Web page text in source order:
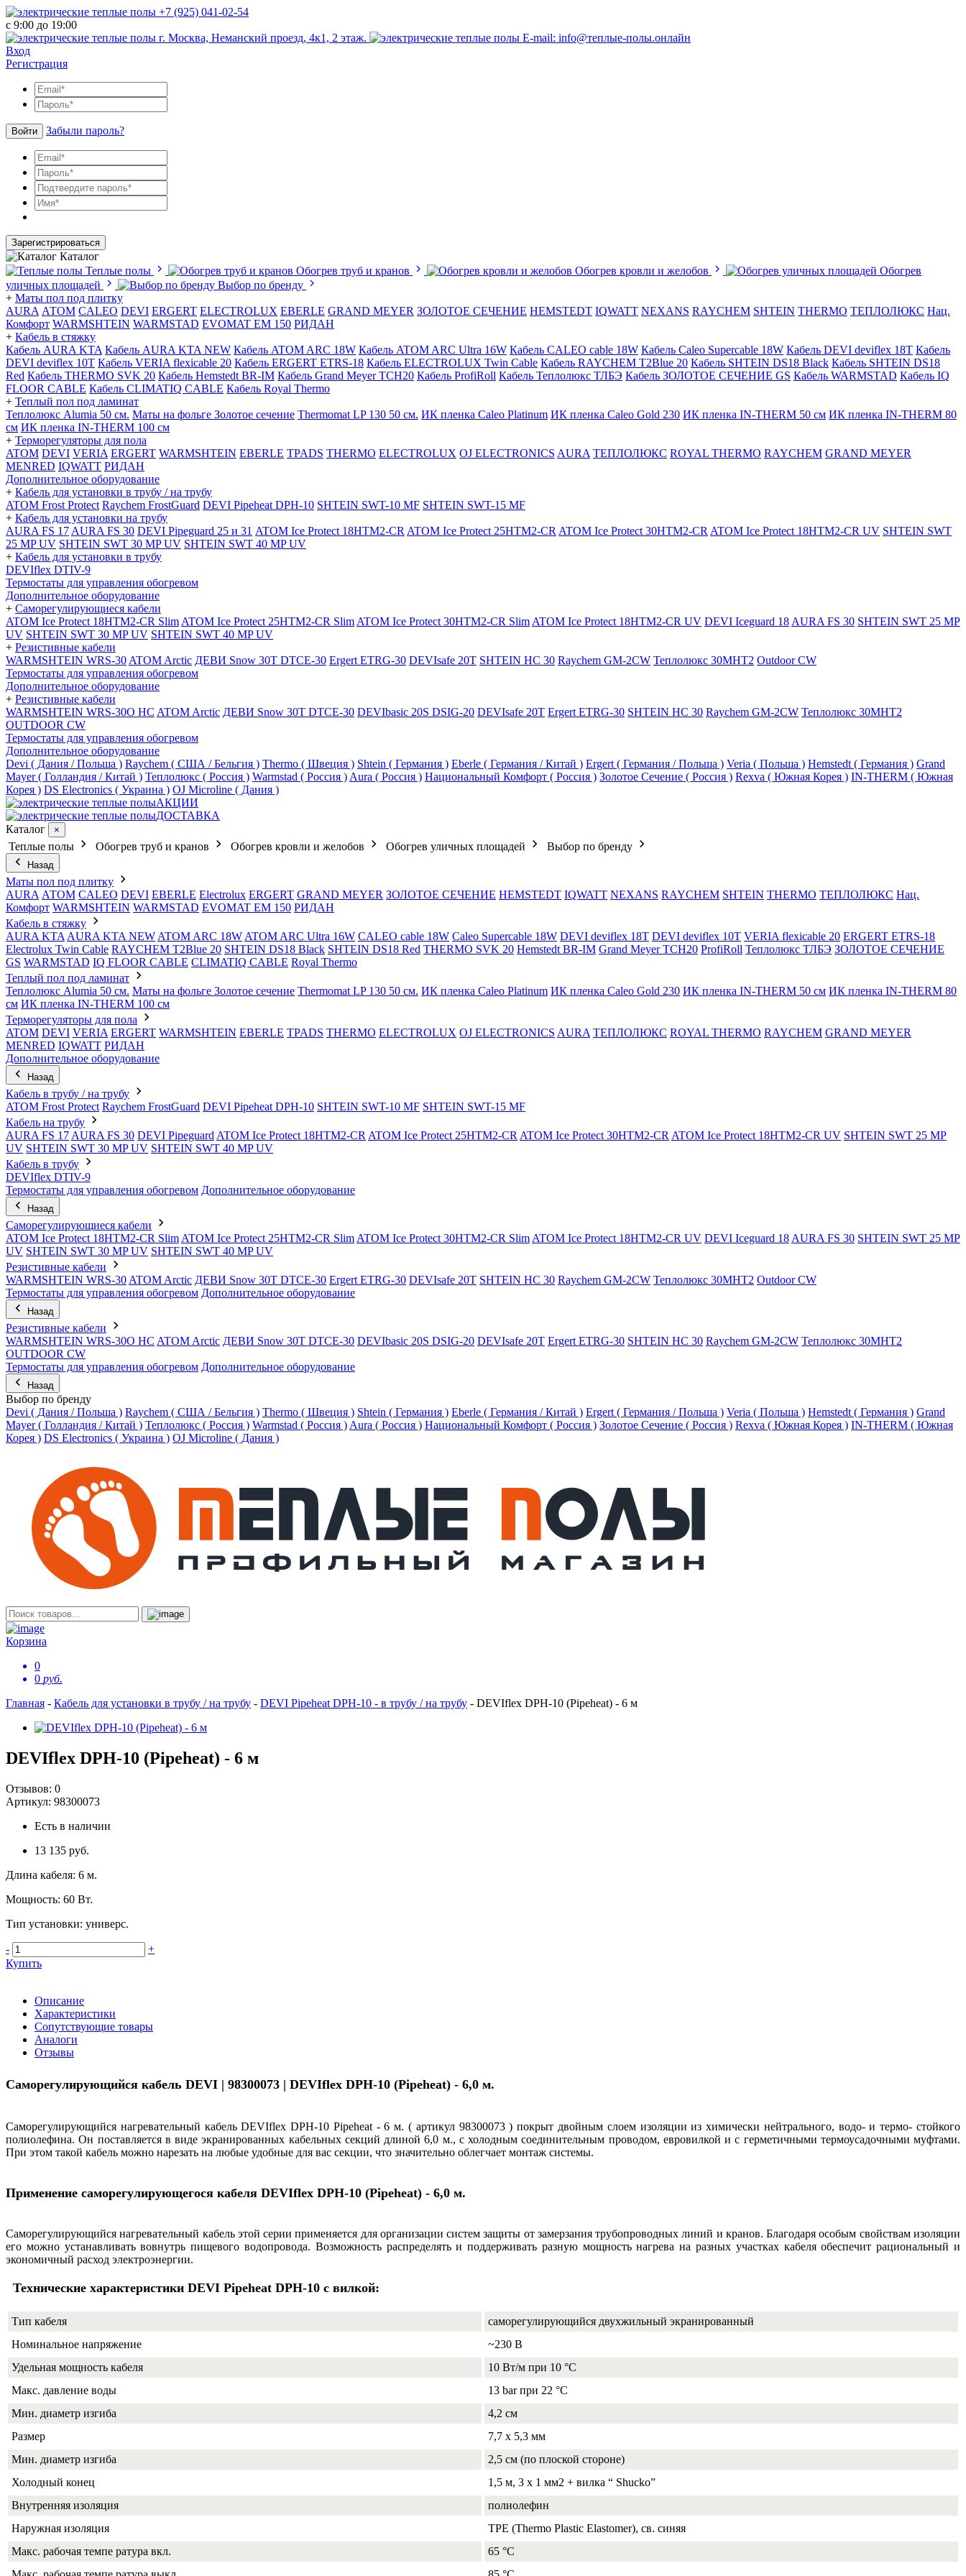
+7 (925) 041-02-54
с 9:00 до 19:00
г. Москва, Неманский проезд, 4к1, 2 этаж.
E-mail: info@теплые-полы.онлайн
Вход
Регистрация
Войти Забыли пароль?
Зарегистрироваться
Каталог
Теплые полы
Обогрев труб и кранов Обогрев кровли и желобов
Обогрев
уличных площадей
Выбор по бренду
+ Маты пол под плитку
AURA АТОМ CALEO DEVI ERGERT ELECTROLUX EBERLE GRAND MEYER ЗОЛОТОЕ СЕЧЕНИЕ HEMSTEDT IQWATT NEXANS RAYCHEM SHTEIN THERMO ТЕПЛОЛЮКС Нац.
Комфорт WARMSHTEIN WARMSTAD EVOMAT EM 150 РИДАН
+ Кабель в стяжку
Кабель AURA KTA Кабель AURA KTA NEW Кабель ATOM ARC 18W Кабель ATOM ARC Ultra 16W Кабель CALEO cable 18W Кабель Caleo Supercable 18W Кабель DEVI deviflex 18T Кабель
DEVI deviflex 10T Кабель VERIA flexicable 20 Кабель ERGERT ETRS-18 Кабель ELECTROLUX Twin Cable Кабель RAYCHEM T2Blue 20 Кабель SHTEIN DS18 Black Кабель SHTEIN DS18
Red Кабель THERMO SVK 20 Кабель Hemstedt BR-IM Кабель Grand Meyer TCH20 Кабель ProfiRoll Кабель Теплолюкс ТЛБЭ Кабель ЗОЛОТОЕ СЕЧЕНИЕ GS Кабель WARMSTAD Кабель IQ
FLOOR CABLE Кабель CLIMATIQ CABLE Кабель Royal Thermo
+ Теплый пол под ламинат
Теплолюкс Alumia 50 см. Маты на фольге Золотое сечение Thermomat LP 130 50 cм. ИК пленка Caleo Platinum ИК пленка Caleo Gold 230 ИК пленка IN-THERM 50 см ИК пленка IN-THERM 80
см ИК пленка IN-THERM 100 см
+ Терморегуляторы для пола
ATOM DEVI VERIA ERGERT WARMSHTEIN EBERLE TPADS THERMO ELECTROLUX OJ ELECTRONICS AURA ТЕПЛОЛЮКС ROYAL THERMO RAYCHEM GRAND MEYER
MENRED IQWATT РИДАН
Дополнительное оборудование
+ Кабель для установки в трубу / на трубу
ATOM Frost Protect Raychem FrostGuard DEVI Pipeheat DPH-10 SHTEIN SWT-10 MF SHTEIN SWT-15 MF
+ Кабель для установки на трубу
AURA FS 17 AURA FS 30 DEVI Pipeguard 25 и 31 ATOM Ice Protect 18HTM2-CR ATOM Ice Protect 25HTM2-CR ATOM Ice Protect 30HTM2-CR ATOM Ice Protect 18HTM2-CR UV SHTEIN SWT
25 MP UV SHTEIN SWT 30 MP UV SHTEIN SWT 40 MP UV
+ Кабель для установки в трубу
DEVIflex DTIV-9
Термостаты для управления обогревом
Дополнительное оборудование
+ Саморегулирующиеся кабели
ATOM Ice Protect 18HTM2-CR Slim ATOM Ice Protect 25HTM2-CR Slim ATOM Ice Protect 30HTM2-CR Slim ATOM Ice Protect 18HTM2-CR UV DEVI Iceguard 18 AURA FS 30 SHTEIN SWT 25 MP
UV SHTEIN SWT 30 MP UV SHTEIN SWT 40 MP UV
+ Резистивные кабели
WARMSHTEIN WRS-30 ATOM Arctic ДЕВИ Snow 30T DTCE-30 Ergert ETRG-30 DEVIsafe 20T SHTEIN HC 30 Raychem GM-2CW Теплолюкс 30МНТ2 Outdoor CW
Термостаты для управления обогревом
Дополнительное оборудование
+ Резистивные кабели
WARMSHTEIN WRS-30O HC ATOM Arctic ДЕВИ Snow 30T DTCE-30 DEVIbasic 20S DSIG-20 DEVIsafe 20T Ergert ETRG-30 SHTEIN HC 30 Raychem GM-2CW Теплолюкс 30МНТ2
OUTDOOR CW
Термостаты для управления обогревом
Дополнительное оборудование
Devi ( Дания / Польша ) Raychem ( США / Бельгия ) Thermo ( Швеция ) Shtein ( Германия ) Eberle ( Германия / Китай ) Ergert ( Германия / Польша ) Veria ( Польша ) Hemstedt ( Германия ) Grand
Mayer ( Голландия / Китай ) Теплолюкс ( Россия ) Warmstad ( Россия ) Aura ( Россия ) Национальный Комфорт ( Россия ) Золотое Сечение ( Россия ) Rexva ( Южная Корея ) IN-THERM ( Южная
Корея ) DS Electronics ( Украина ) OJ Microline ( Дания )
АКЦИИ
ДОСТАВКА
Каталог
×
Теплые полы Обогрев труб и кранов Обогрев кровли и желобов Обогрев уличных площадей Выбор по бренду
Назад
Маты пол под плитку
AURA АТОМ CALEO DEVI EBERLE Electrolux ERGERT GRAND MEYER ЗОЛОТОЕ СЕЧЕНИЕ HEMSTEDT IQWATT NEXANS RAYCHEM SHTEIN THERMO ТЕПЛОЛЮКС Нац.
Комфорт WARMSHTEIN WARMSTAD EVOMAT EM 150 РИДАН
Кабель в стяжку
AURA KTA AURA KTA NEW ATOM ARC 18W ATOM ARC Ultra 16W CALEO cable 18W Caleo Supercable 18W DEVI deviflex 18T DEVI deviflex 10T VERIA flexicable 20 ERGERT ETRS-18
Electrolux Twin Cable RAYCHEM T2Blue 20 SHTEIN DS18 Black SHTEIN DS18 Red THERMO SVK 20 Hemstedt BR-IM Grand Meyer TCH20 ProfiRoll Теплолюкс ТЛБЭ ЗОЛОТОЕ СЕЧЕНИЕ
GS WARMSTAD IQ FLOOR CABLE CLIMATIQ CABLE Royal Thermo
Теплый пол под ламинат
Теплолюкс Alumia 50 см. Маты на фольге Золотое сечение Thermomat LP 130 50 cм. ИК пленка Caleo Platinum ИК пленка Caleo Gold 230 ИК пленка IN-THERM 50 см ИК пленка IN-THERM 80
см ИК пленка IN-THERM 100 см
Терморегуляторы для пола
ATOM DEVI VERIA ERGERT WARMSHTEIN EBERLE TPADS THERMO ELECTROLUX OJ ELECTRONICS AURA ТЕПЛОЛЮКС ROYAL THERMO RAYCHEM GRAND MEYER
MENRED IQWATT РИДАН
Дополнительное оборудование
Назад
Кабель в трубу / на трубу
ATOM Frost Protect Raychem FrostGuard DEVI Pipeheat DPH-10 SHTEIN SWT-10 MF SHTEIN SWT-15 MF
Кабель на трубу
AURA FS 17 AURA FS 30 DEVI Pipeguard ATOM Ice Protect 18HTM2-CR ATOM Ice Protect 25HTM2-CR ATOM Ice Protect 30HTM2-CR ATOM Ice Protect 18HTM2-CR UV SHTEIN SWT 25 MP
UV SHTEIN SWT 30 MP UV SHTEIN SWT 40 MP UV
Кабель в трубу
DEVIflex DTIV-9
Термостаты для управления обогревом Дополнительное оборудование
Назад
Саморегулирующиеся кабели
ATOM Ice Protect 18HTM2-CR Slim ATOM Ice Protect 25HTM2-CR Slim ATOM Ice Protect 30HTM2-CR Slim ATOM Ice Protect 18HTM2-CR UV DEVI Iceguard 18 AURA FS 30 SHTEIN SWT 25 MP
UV SHTEIN SWT 30 MP UV SHTEIN SWT 40 MP UV
Резистивные кабели
WARMSHTEIN WRS-30 ATOM Arctic ДЕВИ Snow 30T DTCE-30 Ergert ETRG-30 DEVIsafe 20T SHTEIN HC 30 Raychem GM-2CW Теплолюкс 30МНТ2 Outdoor CW
Термостаты для управления обогревом Дополнительное оборудование
Назад
Резистивные кабели
WARMSHTEIN WRS-30O HC ATOM Arctic ДЕВИ Snow 30T DTCE-30 DEVIbasic 20S DSIG-20 DEVIsafe 20T Ergert ETRG-30 SHTEIN HC 30 Raychem GM-2CW Теплолюкс 30МНТ2
OUTDOOR CW
Термостаты для управления обогревом Дополнительное оборудование
Назад
Выбор по бренду
Devi ( Дания / Польша ) Raychem ( США / Бельгия ) Thermo ( Швеция ) Shtein ( Германия ) Eberle ( Германия / Китай ) Ergert ( Германия / Польша ) Veria ( Польша ) Hemstedt ( Германия ) Grand
Mayer ( Голландия / Китай ) Теплолюкс ( Россия ) Warmstad ( Россия ) Aura ( Россия ) Национальный Комфорт ( Россия ) Золотое Сечение ( Россия ) Rexva ( Южная Корея ) IN-THERM ( Южная
Корея ) DS Electronics ( Украина ) OJ Microline ( Дания )
Корзина
0
0 руб.
Главная - Кабель для установки в трубу / на трубу - DEVI Pipeheat DPH-10 - в трубу / на трубу - DEVIflex DPH-10 (Pipeheat) - 6 м
DEVIflex DPH-10 (Pipeheat) - 6 м
Отзывов: 0
Артикул: 98300073
Есть в наличии
13 135 руб.
Длина кабеля: 6 м.
Мощность: 60 Вт.
Тип установки: универс.
-
+
Купить
Описание
Характеристики
Сопутствующие товары
Аналоги
Отзывы
Саморегулирующийся кабель DEVI | 98300073 | DEVIflex DPH-10 (Pipeheat) - 6,0 м.
Саморегулирующийся нагревательный кабель DEVIflex DPH-10 Pipeheat - 6 м. ( артикул 98300073 ) покрыт двойным слоем изоляции из химически нейтрального, водо- и термо- стойкого
полиолефина. Он поставляется в виде экранированных кабельных секций длиной 6,0 м., с холодным соединительным проводом, евровилкой и с герметичными термоусадочными муфтами.
При этом такой кабель можно нарезать на любые удобные для вас секции, что значительно облегчает монтаж системы.
Применение саморегулирующегося кабеля DEVIflex DPH-10 (Pipeheat) - 6,0 м.
Саморегулирующийся нагревательный кабель этой серии применяется для организации систем защиты от замерзания трубопроводных линий и кранов. Благодаря особым свойствам изоляции
его можно устанавливать вовнутрь пищевого водопровода. Возможность распределять и поддерживать разную мощность нагрева на разных участках кабеля обеспечит рациональный и
экономичный расход электроэнергии.
Технические характеристики DEVI Pipeheat DPH-10 с вилкой:
Тип кабеля
саморегулирующийся двухжильный экранированный
Номинальное напряжение
~230 В
Удельная мощность кабеля
10 Вт/м при 10 °C
Макс. давление воды
13 bar при 22 °С
Мин. диаметр изгиба
4,2 см
Размер
7,7 х 5,3 мм
Мин. диаметр изгиба
2,5 см (по плоской стороне)
Холодный конец
1,5 м, 3 х 1 мм2 + вилка “ Shuсko”
Внутренняя изоляция
полиолефин
Наружная изоляция
TPE (Thermo Plastic Elastomer), св. синяя
Макс. рабочая темпе ратура вкл.
65 °C